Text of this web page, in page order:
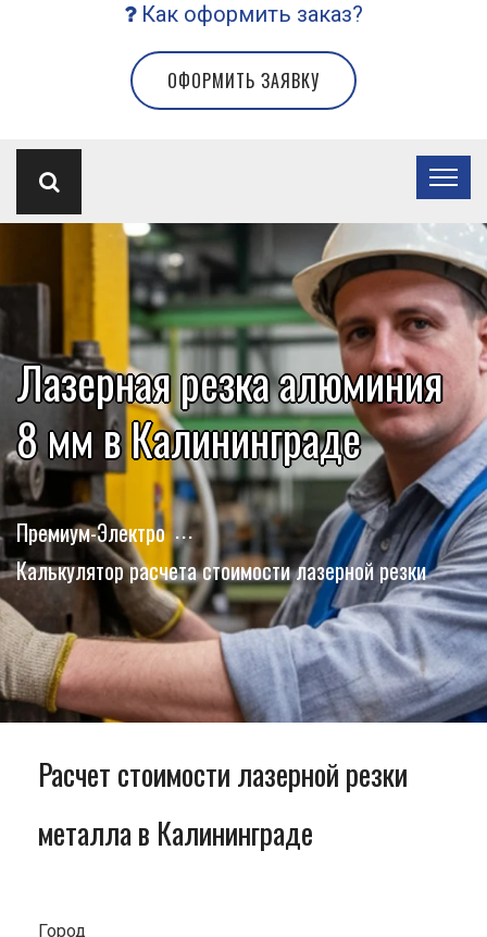
Как оформить заказ?
ОФОРМИТЬ ЗАЯВКУ
Лазерная резка алюминия
8 мм в Калининграде
Премиум-Электро
Калькулятор расчета стоимости лазерной резки
Расчет стоимости лазерной резки
металла в Калининграде
Город